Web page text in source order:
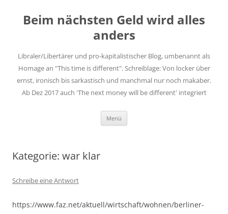
springen
Beim nächsten Geld wird alles
anders
Libraler/Libertärer und pro-kapitalistischer Blog, umbenannt als
Homage an "This time is different". Schreiblage: Von locker über
ernst, ironisch bis sarkastisch und manchmal nur noch makaber.
Ab Dez 2017 auch 'The next money will be different' integriert
Menü
Kategorie: war klar
Schreibe eine Antwort
https://www.faz.net/aktuell/wirtschaft/wohnen/berliner-